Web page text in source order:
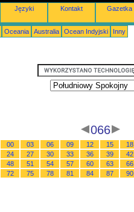
Języki Kontakt Gazetka
Oceania Australia Ocean Indyjski Inny
066
00 03 06 09 12 15 18
24
27 30 33 36 39 42
48
51 54 57 60 63 66
72
75 78 81 84 87 90